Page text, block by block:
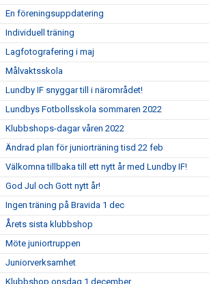
En föreningsuppdatering
Individuell träning
Lagfotografering i maj
Målvaktsskola
Lundby IF snyggar till i närområdet!
Lundbys Fotbollsskola sommaren 2022
Klubbshops-dagar våren 2022
Ändrad plan för juniorträning tisd 22 feb
Välkomna tillbaka till ett nytt år med Lundby IF!
God Jul och Gott nytt år!
Ingen träning på Bravida 1 dec
Årets sista klubbshop
Möte juniortruppen
Juniorverksamhet
Klubbshop onsdag 1 december